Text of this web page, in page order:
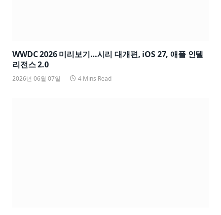
WWDC 2026 미리보기…시리 대개편, iOS 27, 애플 인텔
리전스 2.0
2026년 06월 07일 4 Mins Read